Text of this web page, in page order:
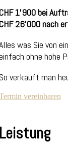
1’900 bei
26’000 nach
was Sie von
ohne hohe
verkauft man
vereinbaren